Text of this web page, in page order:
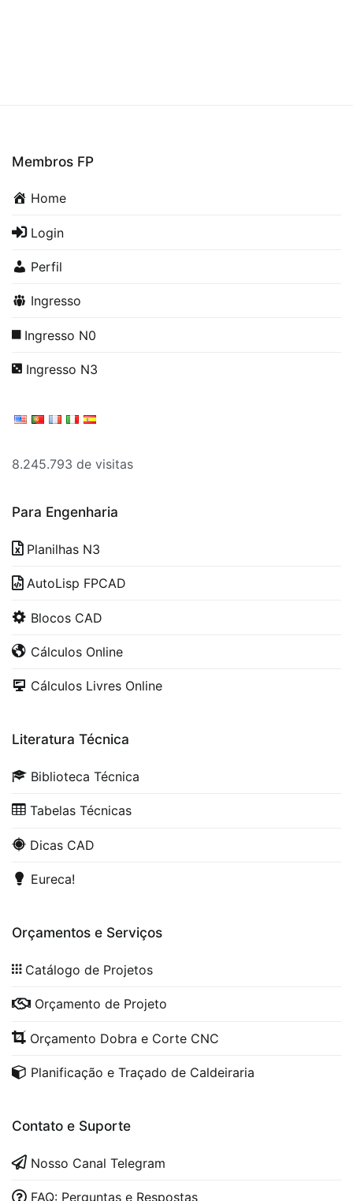
Membros FP
Home
Login
Perfil
Ingresso
Ingresso N0
Ingresso N3
8.245.793 de visitas
Para Engenharia
Planilhas N3
AutoLisp FPCAD
Blocos CAD
Cálculos Online
Cálculos Livres Online
Literatura Técnica
Biblioteca Técnica
Tabelas Técnicas
Dicas CAD
Eureca!
Orçamentos e Serviços
Catálogo de Projetos
Orçamento de Projeto
Orçamento Dobra e Corte CNC
Planificação e Traçado de Caldeiraria
Contato e Suporte
Nosso Canal Telegram
FAQ: Perguntas e Respostas